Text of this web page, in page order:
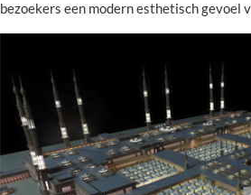
bezoekers een modern esthetisch gevoel